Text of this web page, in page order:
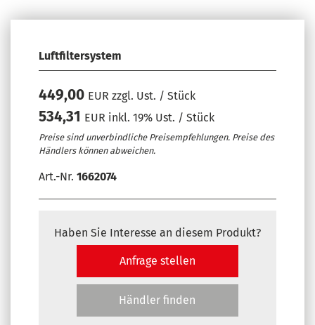
Luftfiltersystem
449,00 EUR zzgl. Ust. / Stück
534,31 EUR inkl. 19% Ust. / Stück
Preise sind unverbindliche Preisempfehlungen. Preise des
Händlers können abweichen.
Art.-Nr. 1662074
Haben Sie Interesse an diesem Produkt?
Anfrage stellen
Händler finden